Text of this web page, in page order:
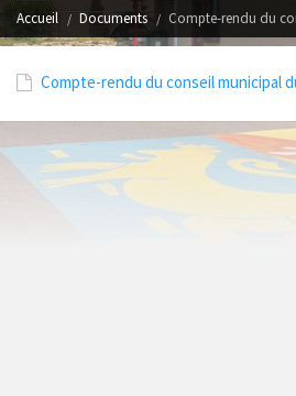
Accueil Documents Compte-rendu du
Compte-rendu du conseil municipal